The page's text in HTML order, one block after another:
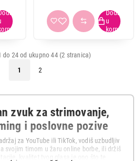
do 24 od ukupno 44 (2 stranica)
1
2
zvuk za strimovanje,
i poslovne pozive
za YouTube ili TikTok, vodiš uzbudljiv
svojim timom u žaru online borbe, ili držiš